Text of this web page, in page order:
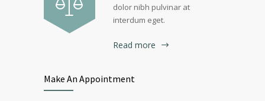
dolor nibh pulvinar at
interdum eget.
Read more
Make An Appointment